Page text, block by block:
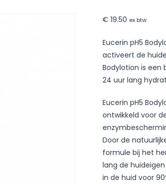
€ 19.50 ex btw
Eucerin pH5
activeert de
Bodylotion is een
24 uur lang
Eucerin pH5
ontwikkeld voor
Door de
formule bij het
lang de
in de huid voor